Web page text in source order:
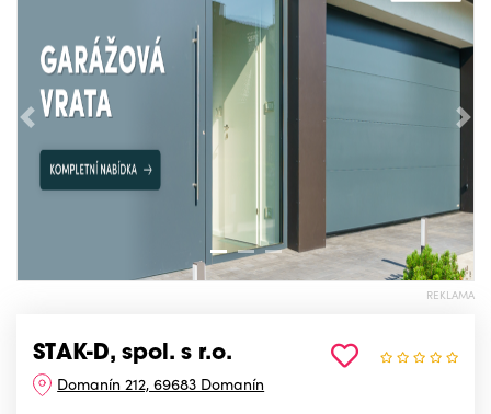
Předchozí
REKLAMA
STAK-D, spol. s r.o.
Domanín 212, 69683 Domanín